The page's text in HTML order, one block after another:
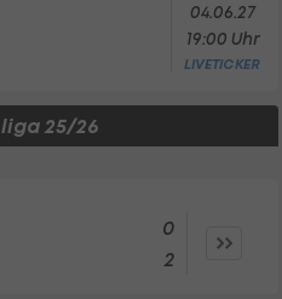
04.06.27
19:00 Uhr
LIVETICKER
25/26
0
2